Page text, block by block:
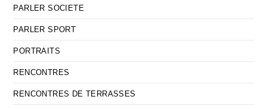
PARLER SOCIETE
PARLER SPORT
PORTRAITS
RENCONTRES
RENCONTRES DE TERRASSES